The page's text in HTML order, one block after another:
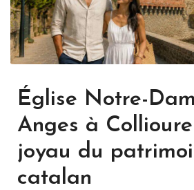
Église Notre-
Anges à
joyau du
catalan